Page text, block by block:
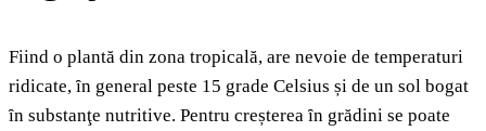
Fiind o plantă din zona tropicală, are nevoie de temperaturi
ridicate, ȋn general peste 15 grade Celsius și de un sol bogat
ȋn substanţe nutritive. Pentru creșterea ȋn grădini se poate